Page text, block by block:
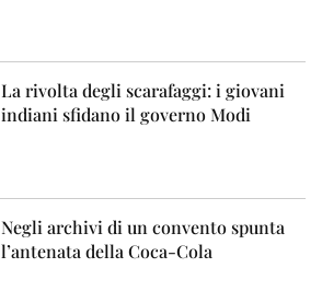
La rivolta degli scarafaggi: i giovani
indiani sfidano il governo Modi
Negli archivi di un convento spunta
l’antenata della Coca-Cola